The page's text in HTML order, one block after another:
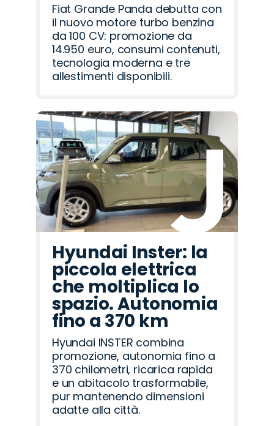
Fiat Grande Panda debutta con
il nuovo motore turbo benzina
da 100 CV: promozione da
14.950 euro, consumi contenuti,
tecnologia moderna e tre
allestimenti disponibili.
Hyundai Inster: la
piccola elettrica
che moltiplica lo
spazio. Autonomia
fino a 370 km
Hyundai INSTER combina
promozione, autonomia fino a
370 chilometri, ricarica rapida
e un abitacolo trasformabile,
pur mantenendo dimensioni
adatte alla città.